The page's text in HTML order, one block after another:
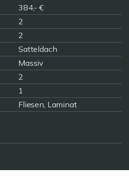
384,- €
2
2
Satteldach
Massiv
2
1
Fliesen, Laminat